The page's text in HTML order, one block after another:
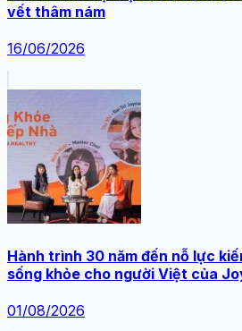
vết thâm nám
16/06/2026
Hành trình 30 năm đến nỗ lực
sống khỏe cho người Việt của
01/08/2026